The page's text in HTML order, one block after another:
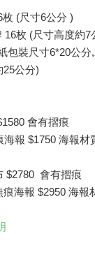
(尺寸6公分 )
16枚 (尺寸高度約7
包裝尺寸6*20公分
25公分)
會有摺痕
報 $1750 海報材
$2780 會有摺痕
海報 $2950 海報